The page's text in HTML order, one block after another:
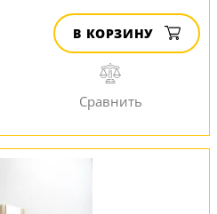
В КОРЗИНУ